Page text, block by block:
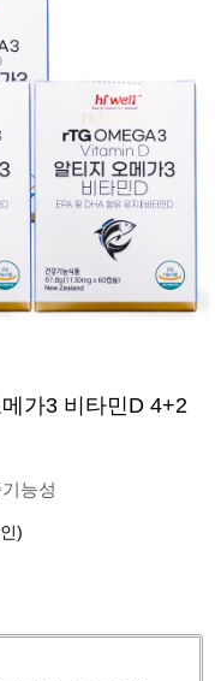
가3 비타민D 4+2
능성
)